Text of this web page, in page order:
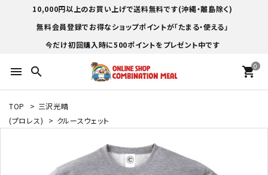
10,000円以上のお買い上げで送料無料です(沖縄・離島除く)
無料会員登録でお得なショップポイントが「たまる・使える」
今だけ初回購入時に500ポイントをプレゼント中です
menu search 0
shopping_cart
TOP > 三沢光晴
(プロレス)
> クルースウェット